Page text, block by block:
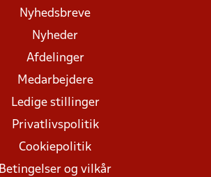
Nyhedsbreve
Nyheder
Afdelinger
Medarbejdere
Ledige stillinger
Privatlivspolitik
Cookiepolitik
Betingelser og vilkår